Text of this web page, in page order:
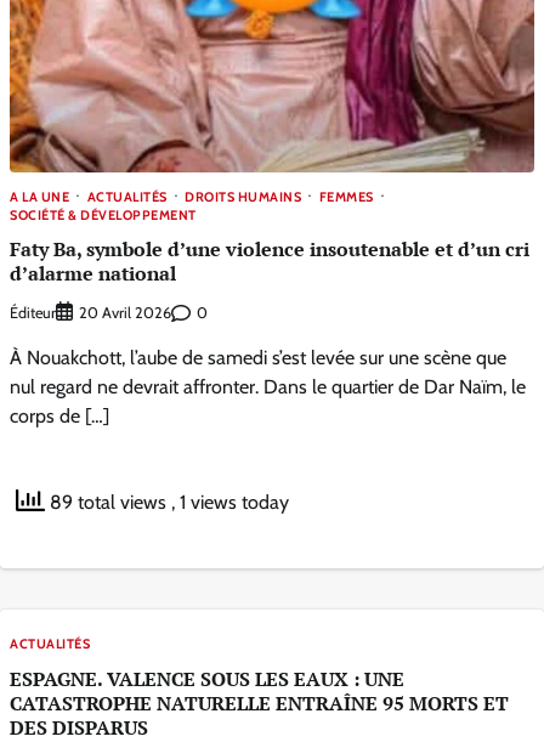
A LA UNE ACTUALITÉS DROITS HUMAINS
FEMMES
SOCIÉTÉ & DÉVELOPPEMENT
Faty Ba, symbole d’une violence insoutenable et d’un cri
d’alarme national
Éditeur 20 Avril 2026 0
À Nouakchott, l’aube de samedi s’est levée sur une scène que
nul regard ne devrait affronter. Dans le quartier de Dar Naïm, le
corps de […]
89 total views , 1 views today
ACTUALITÉS
ESPAGNE. VALENCE SOUS LES EAUX : UNE
CATASTROPHE NATURELLE ENTRAÎNE 95 MORTS ET
DES DISPARUS